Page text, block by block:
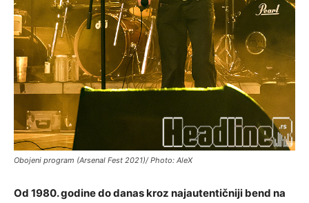
Obojeni program (Arsenal Fest 2021)/ Photo: AleX
Od 1980. godine do danas kroz najautentičniji bend na